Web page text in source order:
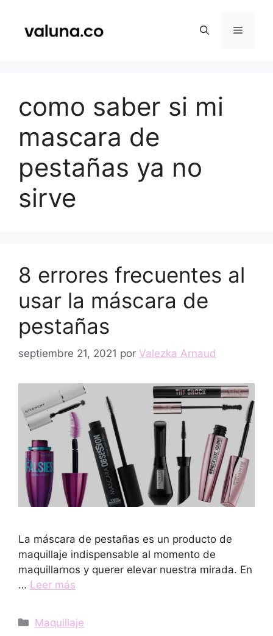
contenido
Menú
como saber si mi
mascara de
pestañas ya no
sirve
8 errores frecuentes al
usar la máscara de
pestañas
septiembre 21, 2021 por Valezka Arnaud
La máscara de pestañas es un producto de
maquillaje indispensable al momento de
maquillarnos y querer elevar nuestra mirada. En
… Leer más
Categorías
Maquillaje